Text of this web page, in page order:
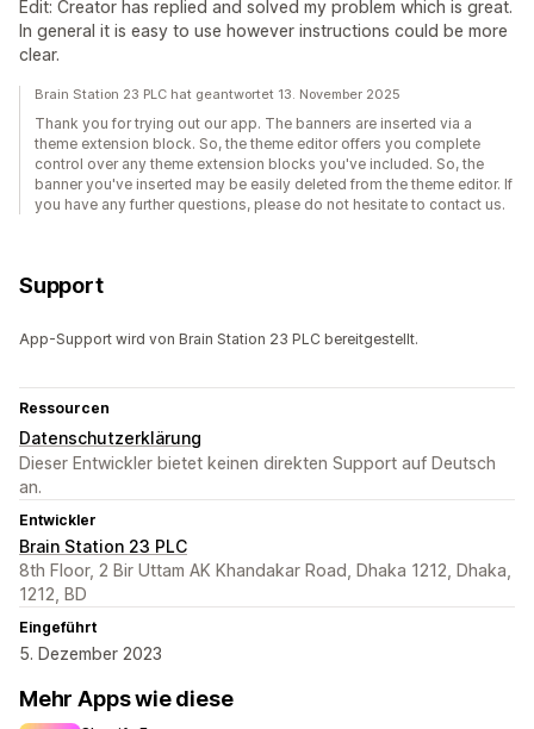
Edit: Creator has replied and solved my problem which is great.
In general it is easy to use however instructions could be more
clear.
Brain Station 23 PLC hat geantwortet 13. November 2025
Thank you for trying out our app. The banners are inserted via a
theme extension block. So, the theme editor offers you complete
control over any theme extension blocks you've included. So, the
banner you've inserted may be easily deleted from the theme editor. If
you have any further questions, please do not hesitate to contact us.
Support
App-Support wird von Brain Station 23 PLC bereitgestellt.
Ressourcen
Datenschutzerklärung
Dieser Entwickler bietet keinen direkten Support auf Deutsch
an.
Entwickler
Brain Station 23 PLC
8th Floor, 2 Bir Uttam AK Khandakar Road, Dhaka 1212, Dhaka,
1212, BD
Eingeführt
5. Dezember 2023
Mehr Apps wie diese